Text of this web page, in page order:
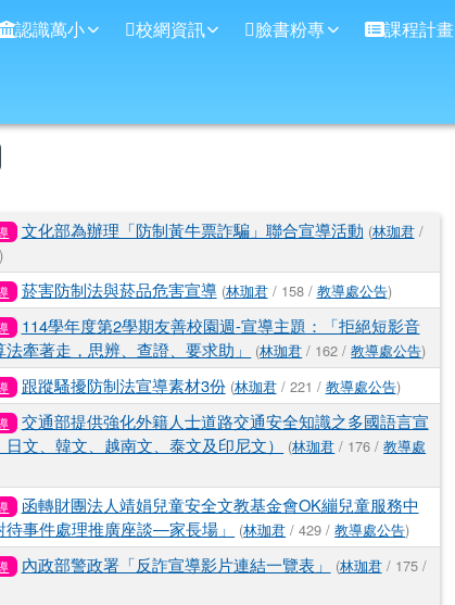
認識萬小 校網資訊 臉書粉專 課程計畫
域
文化部為辦理「防制黃牛票詐騙」聯合宣導活動 (林珈君/
)
菸害防制法與菸品危害宣導 (林珈君/ 158 / 教導處公告)
114學年度第2學期友善校園週-宣導主題：「拒絕短影音
牽著走，思辨、查證、要求助」
(林珈君 / 162 /教導處公告)
跟蹤騷擾防制法宣導素材3份 (林珈君/ 221 / 教導處公告)
交通部提供強化外籍人士道路交通安全知識之多國語言宣
文、韓文、越南文、泰文及印尼文）
(林珈君 / 176 /教導處
函轉財團法人靖娟兒童安全文教基金會OK繃兒童服務中
事件處理推廣座談—家長場」
(林珈君 / 429 /教導處公告)
內政部警政署「反詐宣導影片連結一覽表」 (林珈君/ 175 /